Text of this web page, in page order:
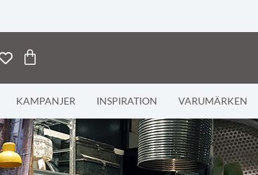
KAMPANJER INSPIRATION VARUMÄRKEN